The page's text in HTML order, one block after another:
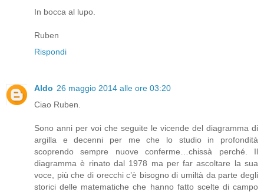
In bocca al lupo.
Ruben
Rispondi
Aldo 26 maggio 2014 alle ore 03:20
Ciao Ruben.
Sono anni per voi che seguite le vicende del diagramma di
argilla e decenni per me che lo studio in profondità
scoprendo sempre nuove conferme…chissà perché. Il
diagramma è rinato dal 1978 ma per far ascoltare la sua
voce, più che di orecchi c’è bisogno di umiltà da parte degli
storici delle matematiche che hanno fatto scelte di campo